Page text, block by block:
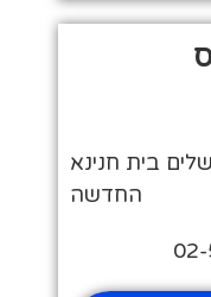
בית חנינא
החדשה